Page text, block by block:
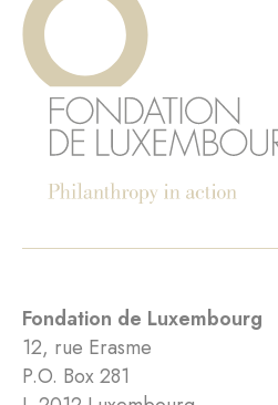
Fondation de Luxembourg
12, rue Erasme
P.O. Box 281